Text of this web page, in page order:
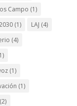
Campo (1)
(1) LAJ (4)
(4)
(1)
(1)
(2)